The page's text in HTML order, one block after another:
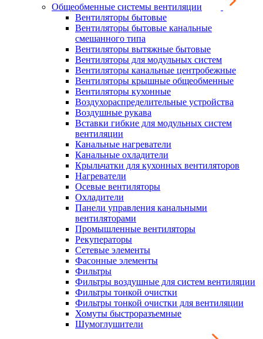
Общеобменные системы вентиляции
Вентиляторы бытовые
Вентиляторы бытовые канальные
смешанного типа
Вентиляторы вытяжные бытовые
Вентиляторы для модульных систем
Вентиляторы канальные центробежные
Вентиляторы крышные общеобменные
Вентиляторы кухонные
Воздухораспределительные устройства
Воздушные рукава
Вставки гибкие для модульных систем
вентиляции
Канальные нагреватели
Канальные охладители
Крыльчатки для кухонных вентиляторов
Нагреватели
Осевые вентиляторы
Охладители
Панели управления канальными
вентиляторами
Промышленные вентиляторы
Рекуператоры
Сетевые элементы
Фасонные элементы
Фильтры
Фильтры воздушные для систем вентиляции
Фильтры тонкой очистки
Фильтры тонкой очистки для вентиляции
Хомуты быстроразъемные
Шумоглушители